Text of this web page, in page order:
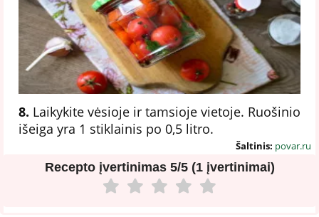
8. Laikykite vėsioje ir tamsioje vietoje. Ruošinio
išeiga yra 1 stiklainis po 0,5 litro.
Šaltinis: povar.ru
Recepto įvertinimas 5/5 (1 įvertinimai)